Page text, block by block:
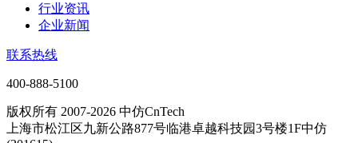
行业资讯
企业新闻
联系热线
400-888-5100
版权所有 2007-2026 中仿CnTech
上海市松江区九新公路877号临港卓越科技园3号楼1F中仿